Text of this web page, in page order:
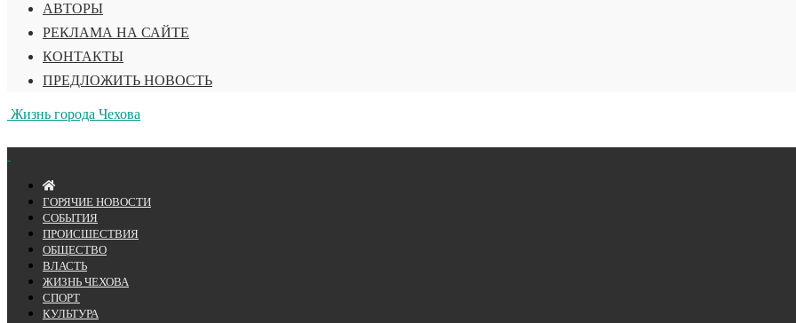
АВТОРЫ
РЕКЛАМА НА САЙТЕ
КОНТАКТЫ
ПРЕДЛОЖИТЬ НОВОСТЬ
Жизнь города Чехова
ГОРЯЧИЕ НОВОСТИ
СОБЫТИЯ
ПРОИСШЕСТВИЯ
ОБЩЕСТВО
ВЛАСТЬ
ЖИЗНЬ ЧЕХОВА
СПОРТ
КУЛЬТУРА